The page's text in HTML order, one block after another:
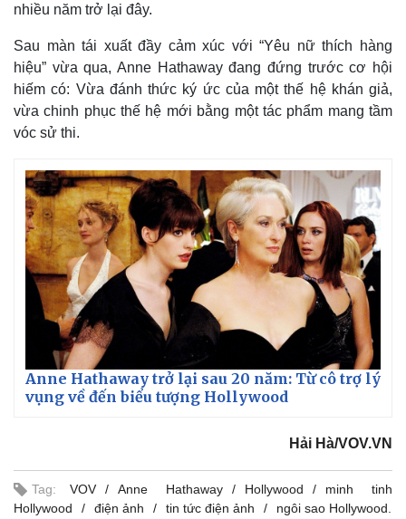
nhiều năm trở lại đây.
Sau màn tái xuất đầy cảm xúc với “Yêu nữ thích hàng
hiệu” vừa qua, Anne Hathaway đang đứng trước cơ hội
hiếm có: Vừa đánh thức ký ức của một thế hệ khán giả,
vừa chinh phục thế hệ mới bằng một tác phẩm mang tầm
vóc sử thi.
Anne Hathaway trở lại sau 20 năm: Từ cô trợ lý
vụng về đến biểu tượng Hollywood
Hải Hà/VOV.VN
Tag: VOV Anne Hathaway Hollywood
minh tinh
Hollywood
điện ảnh tin tức điện ảnh ngôi sao Hollywood.